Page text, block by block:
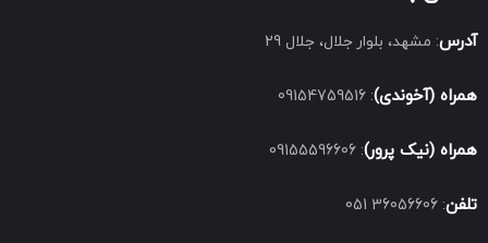
آدرس: مشهد، بلوار جلال، جلال 29
همراه (آخوندی): 09154759516
همراه (نیک پرور): 09155596606
تلفن: 36056606 051